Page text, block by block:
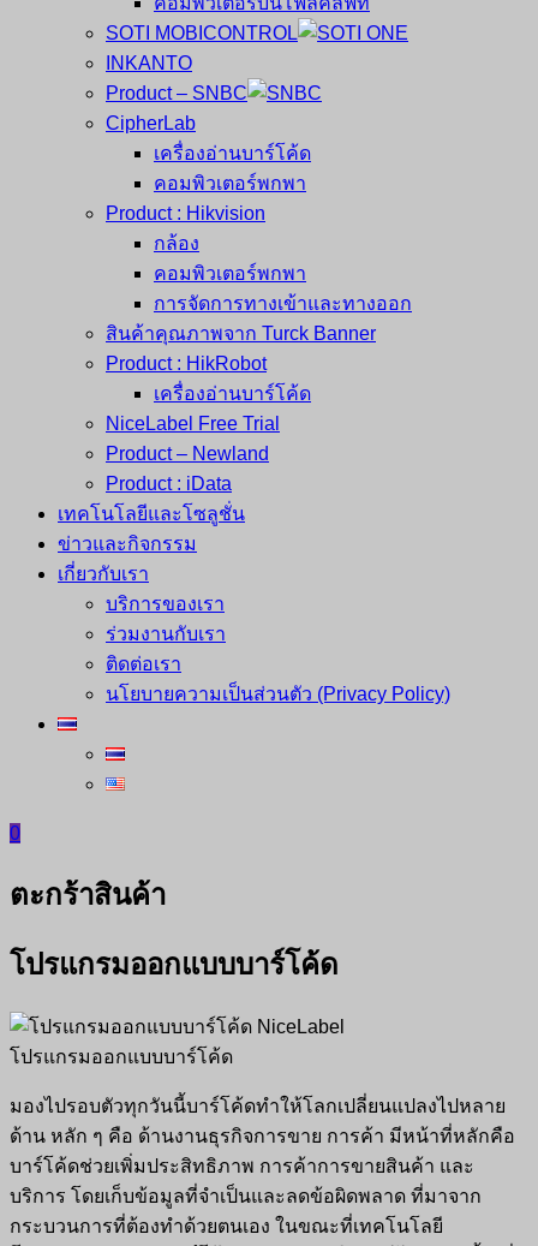
SOTI MOBICONTROL
INKANTO
Product – SNBC
CipherLab
เครื่องอ่านบาร์โค้ด
คอมพิวเตอร์พกพา
Product : Hikvision
กล้อง
คอมพิวเตอร์พกพา
การจัดการทางเข้าและทางออก
สินค้าคุณภาพจาก Turck Banner
Product : HikRobot
เครื่องอ่านบาร์โค้ด
NiceLabel Free Trial
Product – Newland
Product : iData
เทคโนโลยีและโซลูชั่น
ข่าวและกิจกรรม
เกี่ยวกับเรา
บริการของเรา
ร่วมงานกับเรา
ติดต่อเรา
นโยบายความเป็นส่วนตัว (Privacy Policy)
0
ตะกร้าสินค้า
โปรแกรมออกแบบบาร์โค้ด
โปรแกรมออกแบบบาร์โค้ด
มองไปรอบตัวทุกวันนี้บาร์โค้ดทำให้โลกเปลี่ยนแปลงไปหลาย
ด้าน หลัก ๆ คือ ด้านงานธุรกิจการขาย การค้า มีหน้าที่หลักคือ
บาร์โค้ดช่วยเพิ่มประสิทธิภาพ การค้าการขายสินค้า และ
บริการ โดยเก็บข้อมูลที่จำเป็นและลดข้อผิดพลาด ที่มาจาก
กระบวนการที่ต้องทำด้วยตนเอง ในขณะที่เทคโนโลยี